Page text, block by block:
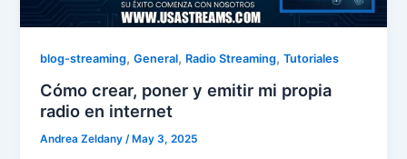
blog-streaming,General, Radio Streaming,Tutoriales
Cómo crear, poner y emitir mi propia
radio en internet
Andrea Zeldany/May 3, 2025